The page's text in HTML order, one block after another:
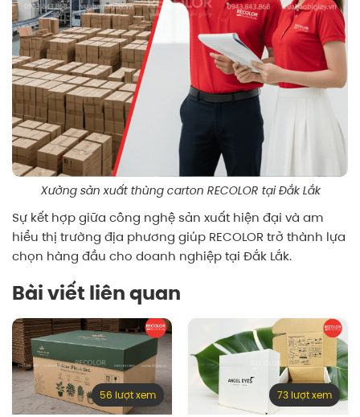
Xưởng sản xuất thùng carton RECOLOR tại Đắk Lắk
Sự kết hợp giữa công nghệ sản xuất hiện đại và am
hiểu thị trường địa phương giúp RECOLOR trở thành lựa
chọn hàng đầu cho doanh nghiệp tại Đắk Lắk.
Bài viết liên quan
56 lượt xem 73 lượt xem